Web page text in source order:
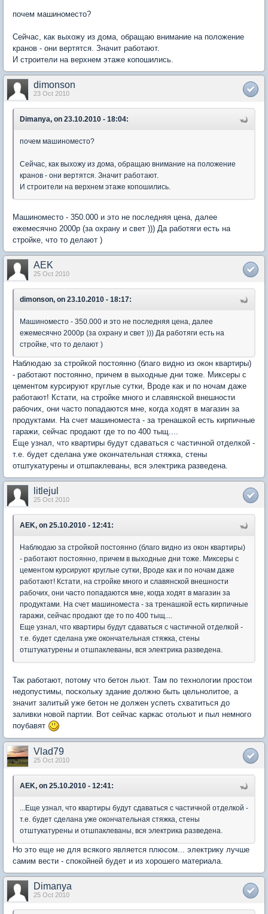
почем машиноместо?
Сейчас, как выхожу из дома, обращаю внимание на положение
кранов - они вертятся. Значит работают.
И строители на верхнем этаже копошились.
dimonson
23 Oct 2010
Dimanya, on 23.10.2010 - 18:04:
почем машиноместо?
Сейчас, как выхожу из дома, обращаю внимание на положение
кранов - они вертятся. Значит работают.
И строители на верхнем этаже копошились.
Машиноместо - 350.000 и это не последняя цена, далее
ежемесячно 2000р (за охрану и свет ))) Да работяги есть на
стройке, что то делают )
AEK
25 Oct 2010
dimonson, on 23.10.2010 - 18:17:
Машиноместо - 350.000 и это не последняя цена, далее
ежемесячно 2000р (за охрану и свет ))) Да работяги есть на
стройке, что то делают )
Наблюдаю за стройкой постоянно (благо видно из окон квартиры)
- работают постоянно, причем в выходные дни тоже. Миксеры с
цементом курсируют круглые сутки, Вроде как и по ночам даже
работают! Кстати, на стройке много и славянской внешности
рабочих, они часто попадаются мне, когда ходят в магазин за
продуктами. На счет машиноместа - за тренашкой есть кирпичные
гаражи, сейчас продают где то по 400 тыщ....
Еще узнал, что квартиры будут сдаваться с частичной отделкой -
т.е. будет сделана уже окончательная стяжка, стены
отштукатурены и отшпаклеваны, вся электрика разведена.
litlejul
25 Oct 2010
AEK, on 25.10.2010 - 12:41:
Наблюдаю за стройкой постоянно (благо видно из окон квартиры)
- работают постоянно, причем в выходные дни тоже. Миксеры с
цементом курсируют круглые сутки, Вроде как и по ночам даже
работают! Кстати, на стройке много и славянской внешности
рабочих, они часто попадаются мне, когда ходят в магазин за
продуктами. На счет машиноместа - за тренашкой есть кирпичные
гаражи, сейчас продают где то по 400 тыщ....
Еще узнал, что квартиры будут сдаваться с частичной отделкой -
т.е. будет сделана уже окончательная стяжка, стены
отштукатурены и отшпаклеваны, вся электрика разведена.
Так работают, потому что бетон льют. Там по технологии простои
недопустимы, поскольку здание должно быть цельнолитое, а
значит залитый уже бетон не должен успеть схватиться до
заливки новой партии. Вот сейчас каркас отольют и пыл немного
поубавят
Vlad79
25 Oct 2010
AEK, on 25.10.2010 - 12:41:
...Еще узнал, что квартиры будут сдаваться с частичной отделкой -
т.е. будет сделана уже окончательная стяжка, стены
отштукатурены и отшпаклеваны, вся электрика разведена.
Но это еще не для всякого является плюсом... электрику лучше
самим вести - спокойней будет и из хорошего материала.
Dimanya
25 Oct 2010